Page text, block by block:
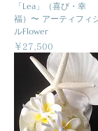
「Lea」（喜び・幸
福）〜 アーティフィ
ルFlower
価格
￥27,500